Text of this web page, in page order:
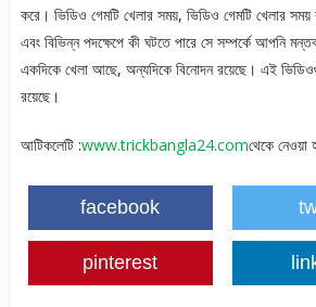
করে। ভিডিও গেমটি খেলার সময়, ভিডিও গেমটি খেলার
এবং বিভিন্ন পদক্ষেপে কী ঘটতে পারে সে সম্পর্কে আপনি
একদিকে খেলা আছে, অন্যদিকে বিনোদন রয়েছে। এই
রয়েছে।
আটিকলেটি :www.trickbangla24.comথেকে নেওয়া
facebook
pinterest